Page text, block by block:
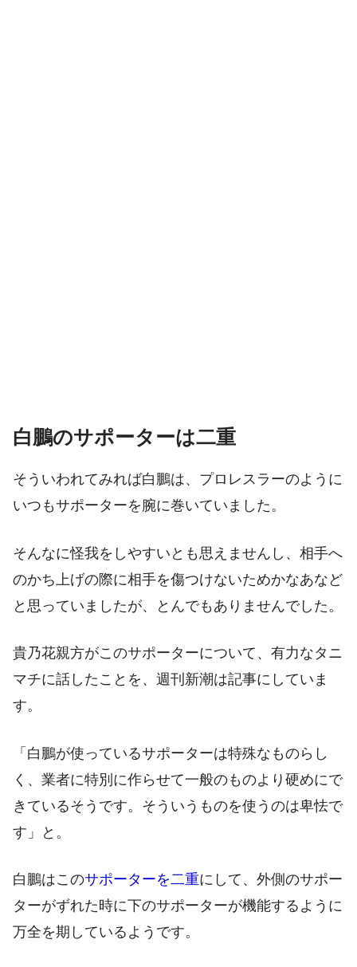
白鵬のサポーターは二重
そういわれてみれば白鵬は、プロレスラーのように
いつもサポーターを腕に巻いていました。
そんなに怪我をしやすいとも思えませんし、相手へ
のかち上げの際に相手を傷つけないためかなあなど
と思っていましたが、とんでもありませんでした。
貴乃花親方がこのサポーターについて、有力なタニ
マチに話したことを、週刊新潮は記事にしていま
す。
「白鵬が使っているサポーターは特殊なものらし
く、業者に特別に作らせて一般のものより硬めにで
きているそうです。そういうものを使うのは卑怯で
す」と。
白鵬はこのサポーターを二重にして、外側のサポー
ターがずれた時に下のサポーターが機能するように
万全を期しているようです。